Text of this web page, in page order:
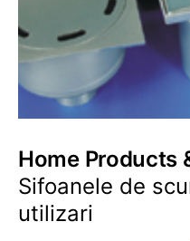
Home Products
Sifoanele de
utilizari